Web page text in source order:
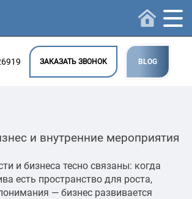
ЗАКАЗАТЬ ЗВОНОК BLOG
и внутренние мероприятия
и бизнеса тесно связаны: когда
есть пространство для роста,
— бизнес развивается